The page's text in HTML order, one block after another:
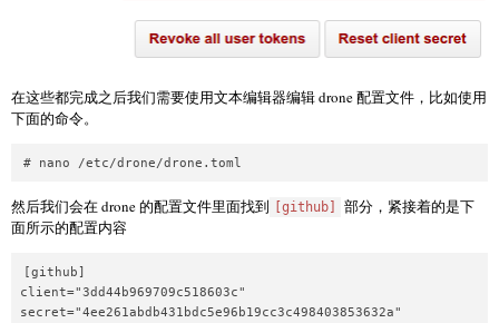
在这些都完成之后我们需要使用文本编辑器编辑 drone 配置文件，比如使用
下面的命令。
然后我们会在 drone 的配置文件里面找到 [github]
部分，紧接着的是下
面所示的配置内容
[github]
client="3dd44b969709c518603c"
secret="4ee261abdb431bdc5e96b19cc3c498403853632a"